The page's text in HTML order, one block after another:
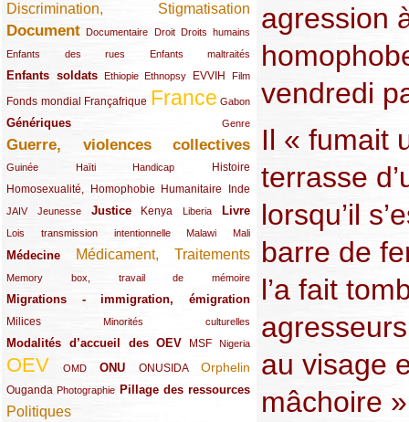
Discrimination, Stigmatisation
(131/289)
Document
(145/289) Documentaire
(9/289) Droit
(20/289) Droits humains
(22/289)
Enfants des rues
(21/289) Enfants maltraités
(10/289)
Enfants soldats
(68/289) Ethiopie
(12/289) Ethnopsy
(15/289) EVVIH
(55/289) Film
(22/289)
Fonds mondial
(48/289) Françafrique
(39/289) France
(289/289) Gabon
(12/289)
Génériques
(59/289) Genre
(22/289)
Guerre, violences collectives
(149/289)
Guinée
(12/289) Haïti
(15/289) Handicap
(10/289) Histoire
(49/289)
Homosexualité, Homophobie
(44/289) Humanitaire
(47/289) Inde
(34/289)
JAIV
(10/289)Jeunesse
(21/289) Justice
(65/289) Kenya
(35/289) Liberia
(25/289) Livre
(62/289)
Lois transmission intentionnelle
(24/289) Malawi
(11/289) Mali
(21/289)
Médecine
(62/289) Médicament, Traitements
(142/289)
Memory box, travail de mémoire
(11/289)
Migrations - immigration, émigration
(67/289)
Milices
(34/289) Minorités culturelles
(15/289)
Modalités d’accueil des OEV
(58/289) MSF
(54/289) Nigeria
(27/289)
OEV
(269/289) OMD
(26/289) ONU
(58/289) ONUSIDA
(44/289) Orphelin
(112/289)
Ouganda
(29/289) Photographie
(27/289) Pillage des ressources
(77/289)
Politiques
(120/289)
agression
vendredi
Il « fumait
terrasse
lorsqu’il
barre de
l’a fait
au visage
mâchoire